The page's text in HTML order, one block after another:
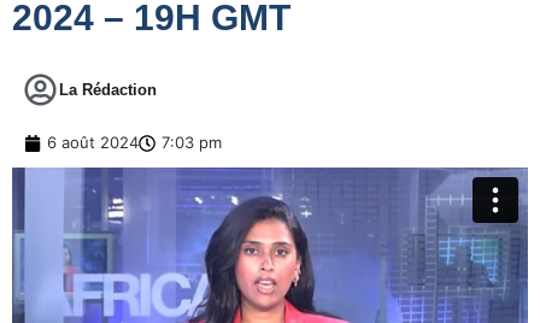
2024 – 19H GMT
La Rédaction
6 août 2024 7:03 pm